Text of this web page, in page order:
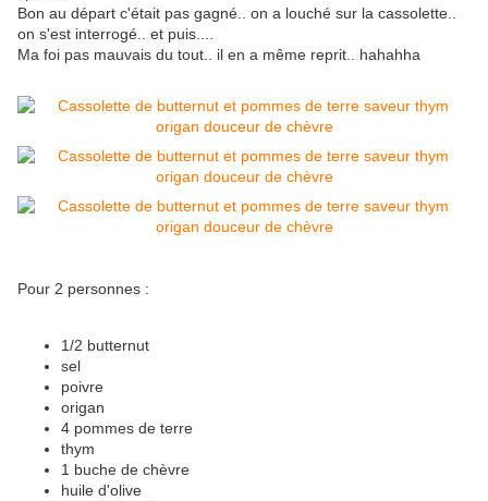
Bon au départ c'était pas gagné.. on a louché sur la cassolette..
on s'est interrogé.. et puis....
Ma foi pas mauvais du tout.. il en a même reprit.. hahahha
Pour 2 personnes :
1/2 butternut
sel
poivre
origan
4 pommes de terre
thym
1 buche de chèvre
huile d'olive